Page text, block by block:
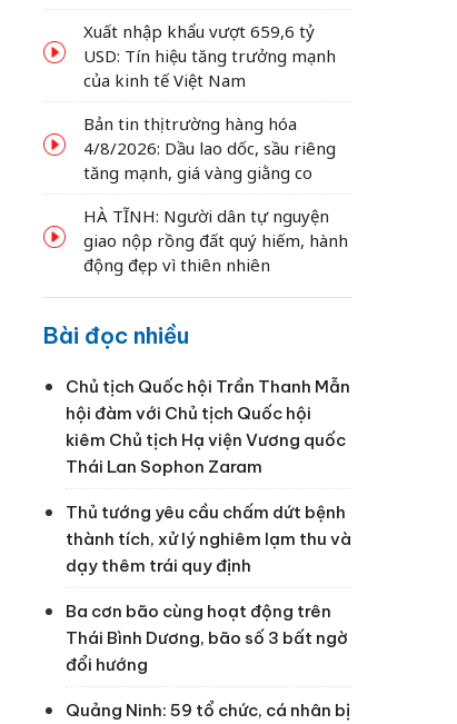
Xuất nhập khẩu vượt 659,6 tỷ
USD: Tín hiệu tăng trưởng mạnh
của kinh tế Việt Nam
Bản tin thị trường hàng hóa
4/8/2026: Dầu lao dốc, sầu riêng
tăng mạnh, giá vàng giằng co
HÀ TĨNH: Người dân tự nguyện
giao nộp rồng đất quý hiếm, hành
động đẹp vì thiên nhiên
Bài đọc nhiều
Chủ tịch Quốc hội Trần Thanh Mẫn
hội đàm với Chủ tịch Quốc hội
kiêm Chủ tịch Hạ viện Vương quốc
Thái Lan Sophon Zaram
Thủ tướng yêu cầu chấm dứt bệnh
thành tích, xử lý nghiêm lạm thu và
dạy thêm trái quy định
Ba cơn bão cùng hoạt động trên
Thái Bình Dương, bão số 3 bất ngờ
đổi hướng
Quảng Ninh: 59 tổ chức, cá nhân bị